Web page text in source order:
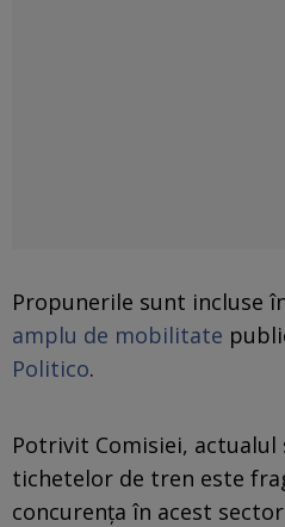
Propunerile sunt incluse
amplu de mobilitate
Politico.
Potrivit Comisiei, actualul
tichetelor de tren este
concurența în acest